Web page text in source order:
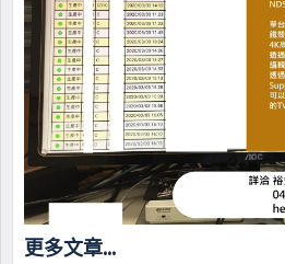
更多文章...